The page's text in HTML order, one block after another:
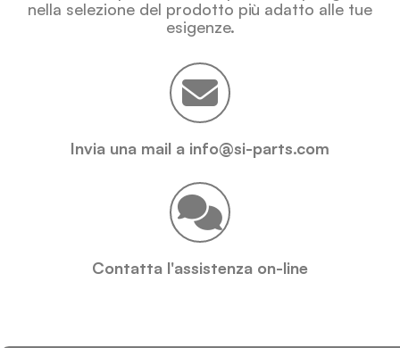
nella selezione del prodotto più adatto alle tue
esigenze.
Invia una mail a info@si-parts.com
Contatta l'assistenza on-line